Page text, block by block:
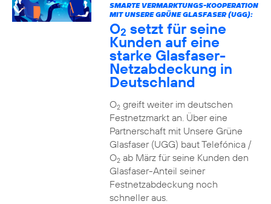
SMARTE VERMARKTUNGS-KOOPERATION
MIT UNSERE GRÜNE GLASFASER (UGG):
O2 setzt für seine
Kunden auf eine
starke Glasfaser-
Netzabdeckung in
Deutschland
O2greift weiter im deutschen
Festnetzmarkt an. Über eine
Partnerschaft mit Unsere Grüne
Glasfaser (UGG) baut Telefónica /
O2ab März für seine Kunden den
Glasfaser-Anteil seiner
Festnetzabdeckung noch
schneller aus.